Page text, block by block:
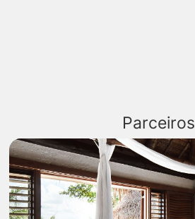
Parceiros